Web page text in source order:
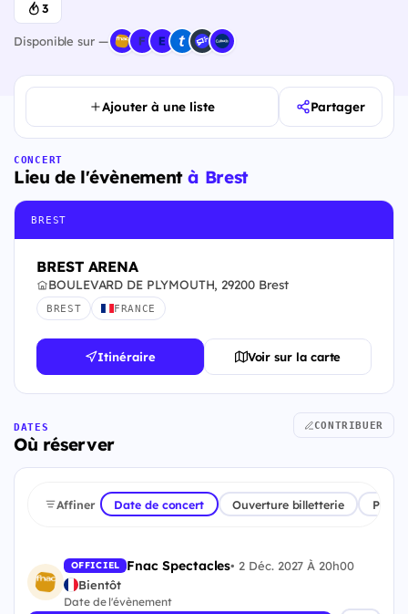
3
Disponible sur —
Ajouter à une liste Partager
CONCERT
Lieu de l'évènementà Brest
BREST
BREST ARENA
BOULEVARD DE PLYMOUTH, 29200 Brest
BREST FRANCE
Itinéraire Voir sur la carte
DATES
Où réserver
CONTRIBUER
Affiner Date de concert Ouverture billetterie
OFFICIEL Fnac Spectacles• 2 Déc. 2027 À 20h00
Bientôt
Date de l'évènement